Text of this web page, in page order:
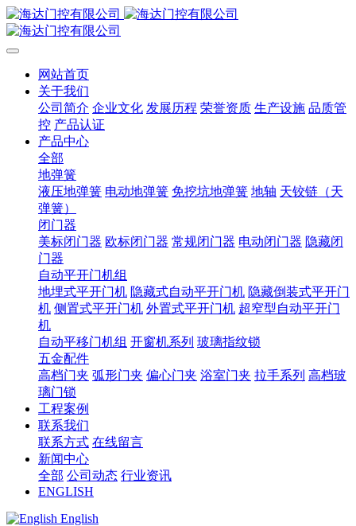
网站首页
关于我们
公司简介 企业文化 发展历程 荣誉资质 生产设施 品质管
控 产品认证
产品中心
全部
地弹簧
液压地弹簧 电动地弹簧 免挖坑地弹簧 地轴 天铰链（天
弹簧）
闭门器
美标闭门器 欧标闭门器 常规闭门器 电动闭门器 隐藏闭
门器
自动平开门机组
地埋式平开门机 隐藏式自动平开门机 隐藏倒装式平开门
机 侧置式平开门机 外置式平开门机 超窄型自动平开门
机
自动平移门机组 开窗机系列 玻璃指纹锁
五金配件
高档门夹 弧形门夹 偏心门夹 浴室门夹 拉手系列 高档玻
璃门锁
工程案例
联系我们
联系方式 在线留言
新闻中心
全部 公司动态 行业资讯
ENGLISH
English